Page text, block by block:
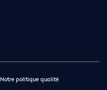
Notre politique qualité